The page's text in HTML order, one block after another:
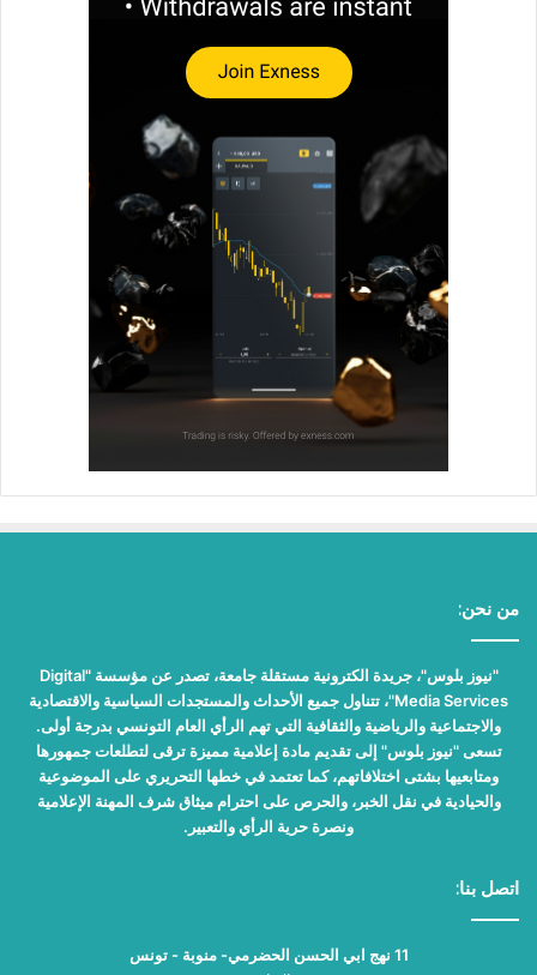
من نحن:
"نيوز بلوس"، جريدة الكترونية مستقلة جامعة، تصدر عن مؤسسة "Digital
Media Services"، تتناول جميع الأحداث والمستجدات السياسية والاقتصادية
والاجتماعية والرياضية والثقافية التي تهم الرأي العام التونسي بدرجة أولى.
تسعى "نيوز بلوس" إلى تقديم مادة إعلامية مميزة ترقى لتطلعات جمهورها
ومتابعيها بشتى اختلافاتهم، كما تعتمد في خطها التحريري على الموضوعية
والحيادية في نقل الخبر، والحرص على احترام ميثاق شرف المهنة الإعلامية
ونصرة حرية الرأي والتعبير.
اتصل بنا:
11 نهج ابي الحسن الحضرمي- منوبة - تونس